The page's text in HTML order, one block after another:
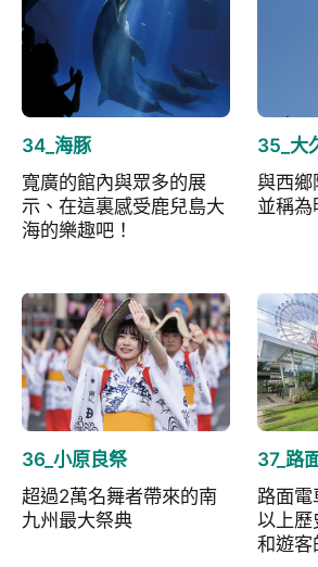
34_海豚
寬廣的館內與眾多的展
示、在這裏感受鹿兒島大
海的樂趣吧！
35_大
與西鄉
並稱為
36_小原良祭
超過2萬名舞者帶來的南
九州最大祭典
37_路
路面電
以上歷
和遊客